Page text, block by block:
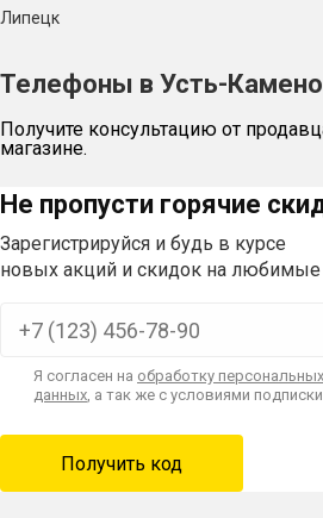
Липецк
Телефоны в Усть-
Получите консультацию от
магазине.
Не пропусти горячие
Зарегистрируйся и будь в курсе
новых акций и скидок на
Я согласен на обработку персональных
данных, а так же с условиями